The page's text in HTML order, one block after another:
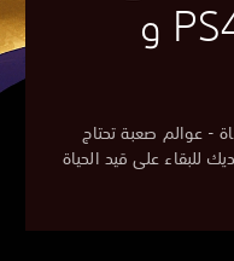
قيد الحياة على PS4 و
- عوالم صعبة تحتاج
للبقاء على قيد الحياة